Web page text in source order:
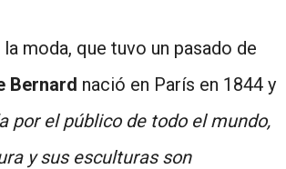
moda, que tuvo un pasado de
Bernard nació en París en 1844 y
por el público de todo el mundo,
y sus esculturas son